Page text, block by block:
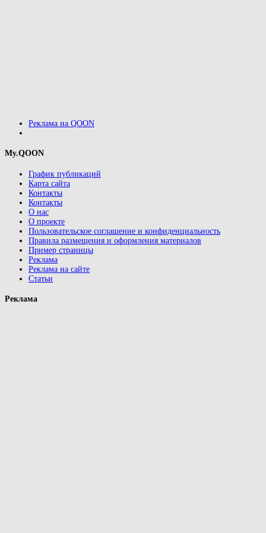
Реклама на QOON
My.QOON
График публикаций
Карта сайта
Контакты
Контакты
О нас
О проекте
Пользовательское соглашение и конфиденциальность
Правила размещения и оформления материалов
Пример страницы
Реклама
Реклама на сайте
Статьи
Реклама